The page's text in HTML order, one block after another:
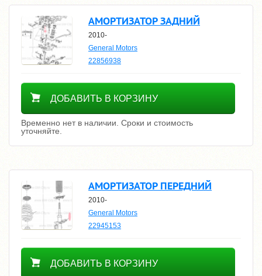
АМОРТИЗАТОР ЗАДНИЙ
2010-
General Motors
22856938
Уточнить цену
ДОБАВИТЬ В КОРЗИНУ
Временно нет в наличии. Сроки и стоимость
уточняйте.
АМОРТИЗАТОР ПЕРЕДНИЙ
2010-
General Motors
22945153
Уточнить цену
ДОБАВИТЬ В КОРЗИНУ